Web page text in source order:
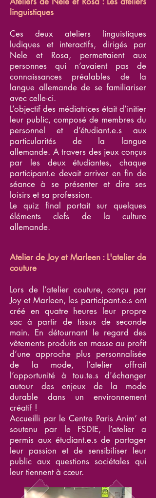
linguistiques
Ces deux ateliers linguistiques
ludiques et interactifs, dirigés par
Nele et Rosa, permettaient aux
personnes qui n’avaient pas de
connaissances préalables de la
langue allemande de se familiariser
avec celle-ci.
L’objectif des médiatrices était d’initier
leur public, composé de membres du
personnel et d’étudiant.e.s aux
particularités de la langue
allemande. A travers des jeux conçus
par les deux étudiantes, chaque
participant.e devait arriver en fin de
séance à se présenter et dire ses
loisirs et sa profession.
Le quiz final portait sur quelques
éléments clefs de la culture
allemande.
Atelier de Joy et Marleen : L'atelier de
couture
Lors de l’atelier couture, conçu par
Joy et Marleen, les participant.e.s ont
créé en quatre heures leur propre
sac à partir de tissus de seconde
main. En détournant le regard des
vêtements produits en masse au profit
d’une approche plus personnalisée
de la mode, l’atelier offrait
l’opportunité à tou.te.s d'échanger
autour des enjeux de la mode
durable dans un environnement
créatif !
Accueilli par le Centre Paris Anim’ et
soutenu par le FSDIE, l’atelier a
permis aux étudiant.e.s de partager
leur passion et de sensibiliser leur
public aux questions sociétales qui
leur tiennent à cœur.